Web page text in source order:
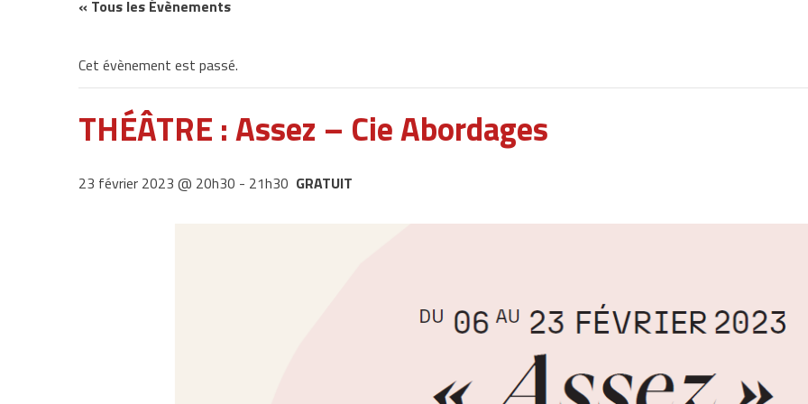
« Tous les Évènements
Cet évènement est passé.
THÉÂTRE : Assez – Cie Abordages
23 février 2023 @ 20h30 - 21h30 GRATUIT